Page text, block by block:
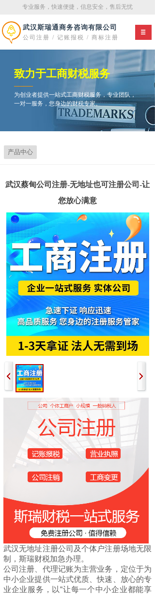
专业服务，快速便捷，信息安全，售后无忧
武汉斯瑞通商务咨询有限公司
公司注册 / 记账报税 / 商标注册
致力于工商财税服务
为创业者提供一站式工商财税服务，专业团队，
一对一服务，您身边的财税专家。
产品中心
武汉蔡甸公司注册-无地址也可注册公司-让
您放心满意
武汉无地址注册公司及个体户注册场地无限
制，斯瑞财税加急办理。
公司注册、代理记账为主营业务，定位于为
中小企业提供一站式优质、快速、放心的专
业企业服务，以“让每一个中小企业都能享